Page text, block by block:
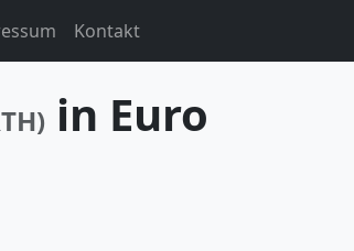
Kontakt
in Euro